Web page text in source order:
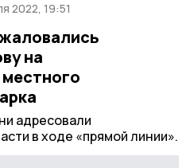
2022, 19:51
на
адресовали
в ходе «прямой линии».